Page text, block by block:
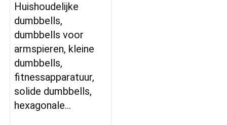
Huishoudelijke
dumbbells,
dumbbells voor
armspieren, kleine
dumbbells,
fitnessapparatuur,
solide dumbbells,
hexagonale…